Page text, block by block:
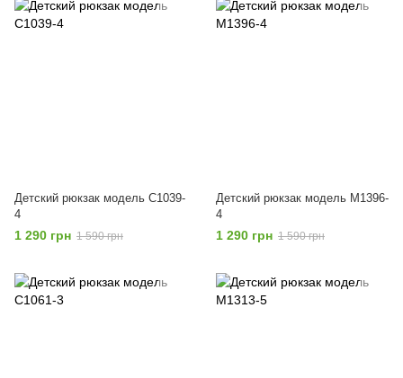
Детский рюкзак модель C1039-
4
1 290 грн 1 590 грн
Детский рюкзак модель M1396-
4
1 290 грн 1 590 грн